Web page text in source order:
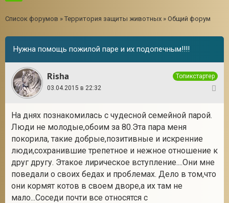
Список форумов » Территория защиты животных » Общий форум
Нужна помощь пожилой паре и их подопечным!!!!
Risha
Топикстартер
03.04.2015 в 22:32
На днях познакомилась с чудесной семейной парой.
Люди не молодые,обоим за 80.Эта пара меня
покорила, такие добрые,позитивные и искренние
люди,сохранившие трепетное и нежное отношение к
друг другу. Этакое лирическое вступление....Они мне
поведали о своих бедах и проблемах. Дело в том,что
они кормят котов в своем дворе,а их там не
мало...Соседи почти все относятся с